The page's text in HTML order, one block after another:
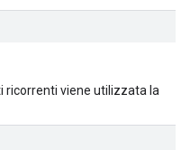
ricorrenti viene utilizzata la